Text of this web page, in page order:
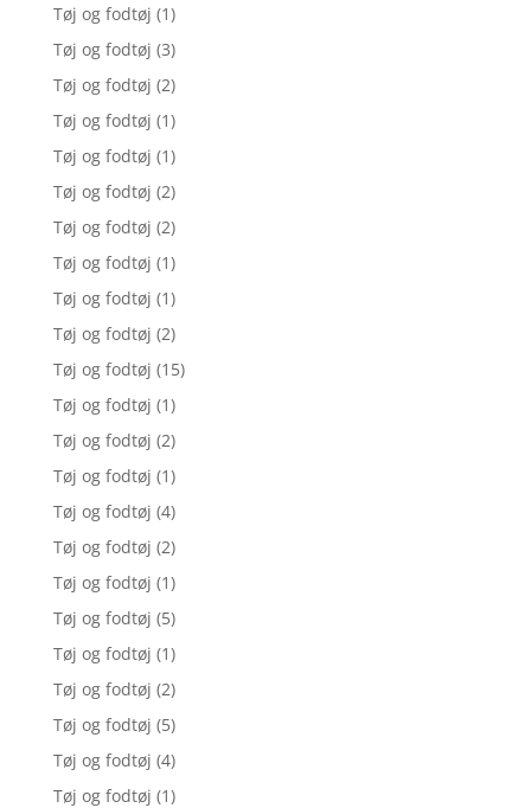
Tøj og fodtøj (1)
Tøj og fodtøj (3)
Tøj og fodtøj (2)
Tøj og fodtøj (1)
Tøj og fodtøj (1)
Tøj og fodtøj (2)
Tøj og fodtøj (2)
Tøj og fodtøj (1)
Tøj og fodtøj (1)
Tøj og fodtøj (2)
Tøj og fodtøj (15)
Tøj og fodtøj (1)
Tøj og fodtøj (2)
Tøj og fodtøj (1)
Tøj og fodtøj (4)
Tøj og fodtøj (2)
Tøj og fodtøj (1)
Tøj og fodtøj (5)
Tøj og fodtøj (1)
Tøj og fodtøj (2)
Tøj og fodtøj (5)
Tøj og fodtøj (4)
Tøj og fodtøj (1)